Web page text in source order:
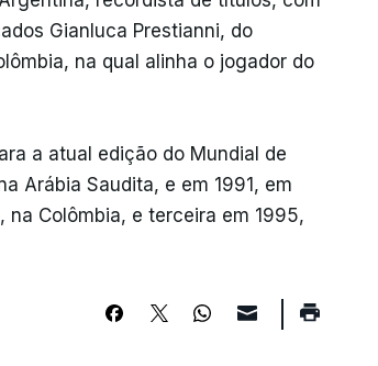
Gianluca Prestianni, do
na qual alinha o jogador do
a atual edição do Mundial de
Arábia Saudita, e em 1991, em
na Colômbia, e terceira em 1995,